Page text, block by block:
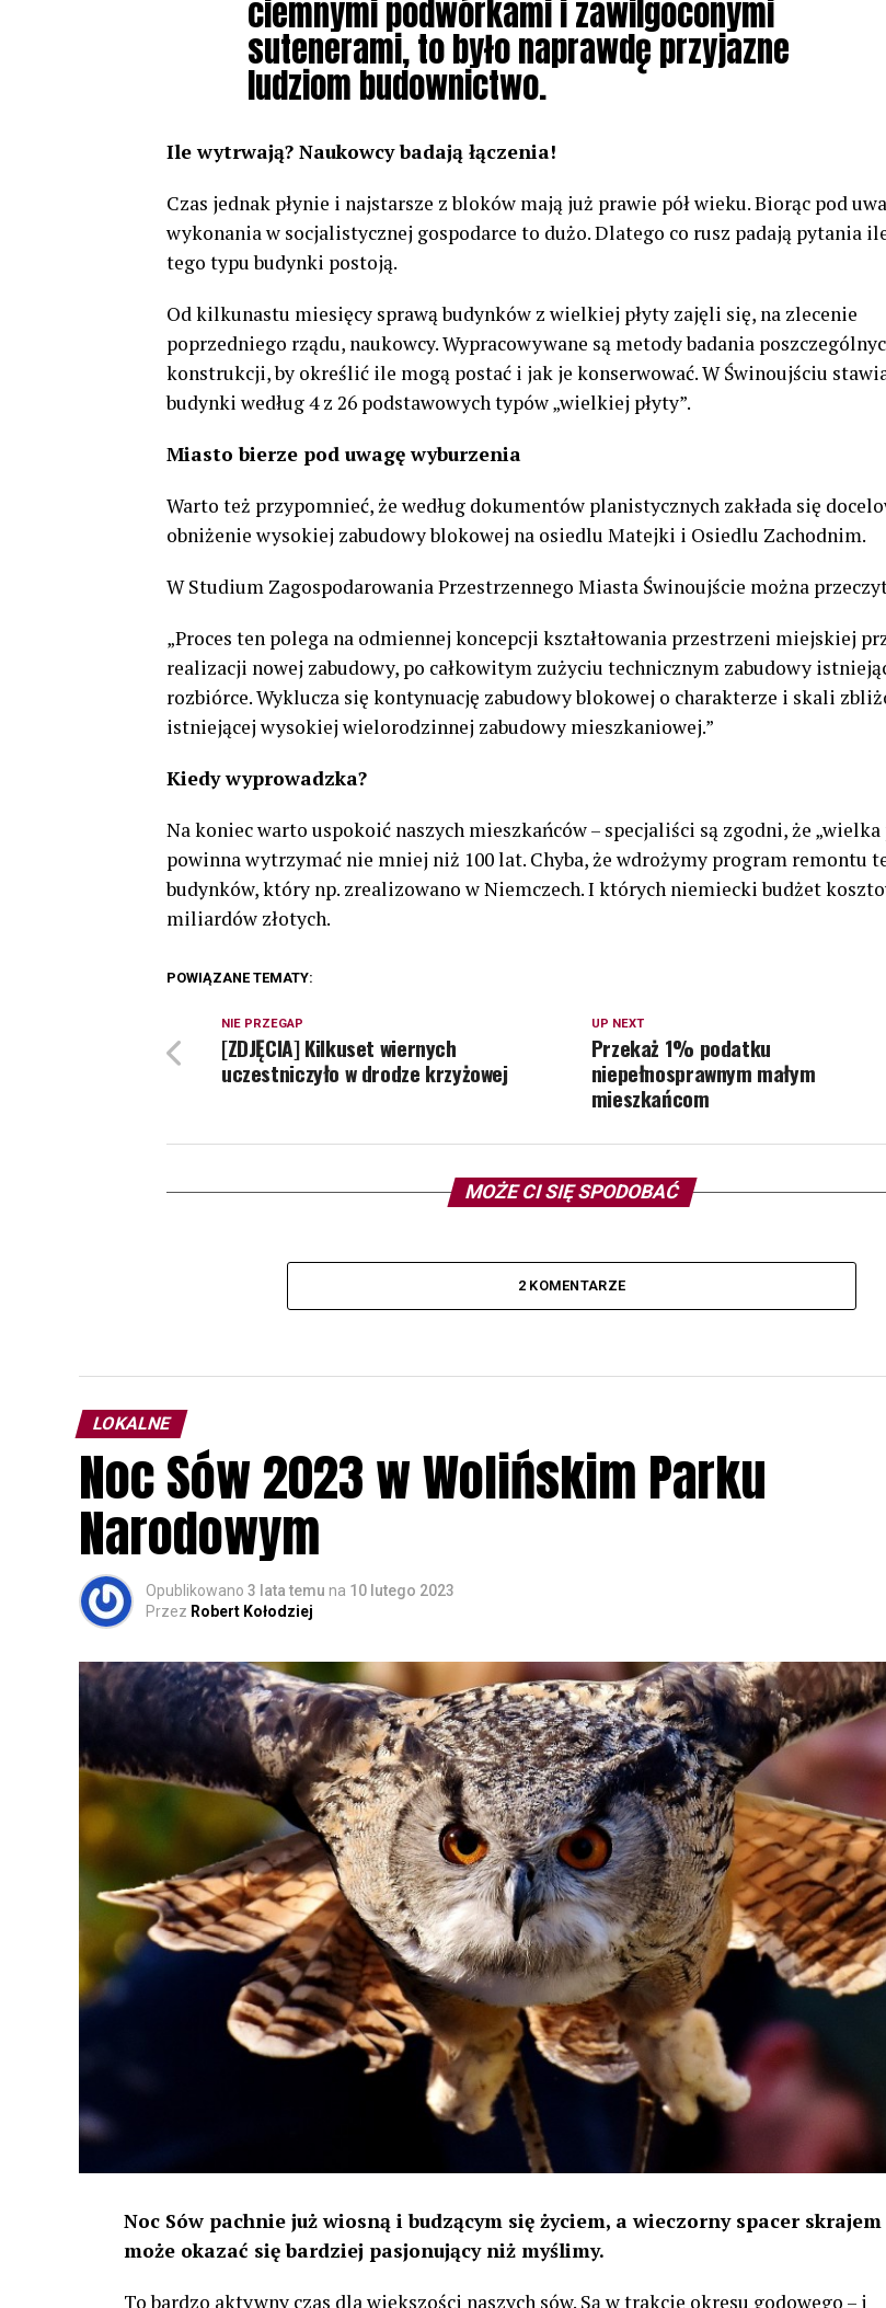
ciemnymi podwórkami i zawilgoconymi
sutenerami, to było naprawdę przyjazne
ludziom budownictwo.
Ile wytrwają? Naukowcy badają łączenia!
Czas jednak płynie i najstarsze z bloków mają już prawie pół wieku. Biorąc pod
wykonania w socjalistycznej gospodarce to dużo. Dlatego co rusz padają pytania
tego typu budynki postoją.
Od kilkunastu miesięcy sprawą budynków z wielkiej płyty zajęli się, na zlecenie
poprzedniego rządu, naukowcy. Wypracowywane są metody badania
konstrukcji, by określić ile mogą postać i jak je konserwować. W Świnoujściu
budynki według 4 z 26 podstawowych typów „wielkiej płyty”.
Miasto bierze pod uwagę wyburzenia
Warto też przypomnieć, że według dokumentów planistycznych zakłada się
obniżenie wysokiej zabudowy blokowej na osiedlu Matejki i Osiedlu Zachodnim.
W Studium Zagospodarowania Przestrzennego Miasta Świnoujście można
„Proces ten polega na odmiennej koncepcji kształtowania przestrzeni miejskiej
realizacji nowej zabudowy, po całkowitym zużyciu technicznym zabudowy
rozbiórce. Wyklucza się kontynuację zabudowy blokowej o charakterze i skali
istniejącej wysokiej wielorodzinnej zabudowy mieszkaniowej.”
Kiedy wyprowadzka?
Na koniec warto uspokoić naszych mieszkańców – specjaliści są zgodni, że „wielka
powinna wytrzymać nie mniej niż 100 lat. Chyba, że wdrożymy program remontu
budynków, który np. zrealizowano w Niemczech. I których niemiecki budżet
miliardów złotych.
POWIĄZANE TEMATY:
UP NEXT
Przekaż 1% podatku
niepełnosprawnym małym
mieszkańcom
NIE PRZEGAP
[ZDJĘCIA] Kilkuset wiernych
uczestniczyło w drodze krzyżowej
MOŻE CI SIĘ SPODOBAĆ
2 KOMENTARZE
LOKALNE
Noc Sów 2023 w Wolińskim Parku
Narodowym
Opublikowano 3 lata temu na 10 lutego 2023
Przez Robert Kołodziej
Noc Sów pachnie już wiosną i budzącym się życiem, a wieczorny spacer
może okazać się bardziej pasjonujący niż myślimy.
To bardzo aktywny czas dla większości naszych sów. Są w trakcie okresu godowego – i